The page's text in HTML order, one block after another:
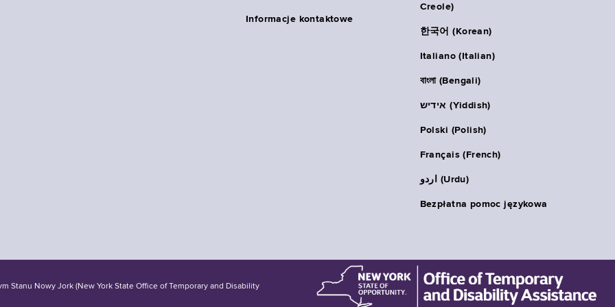
Informacje kontaktowe
Creole)
한국어 (Korean)
Italiano (Italian)
বাংলা (Bengali)
אידיש (Yiddish)
Polski (Polish)
Français (French)
اردو (Urdu)
Bezpłatna pomoc językowa
Stanu Nowy Jork (New York State Office of Temporary and Disability